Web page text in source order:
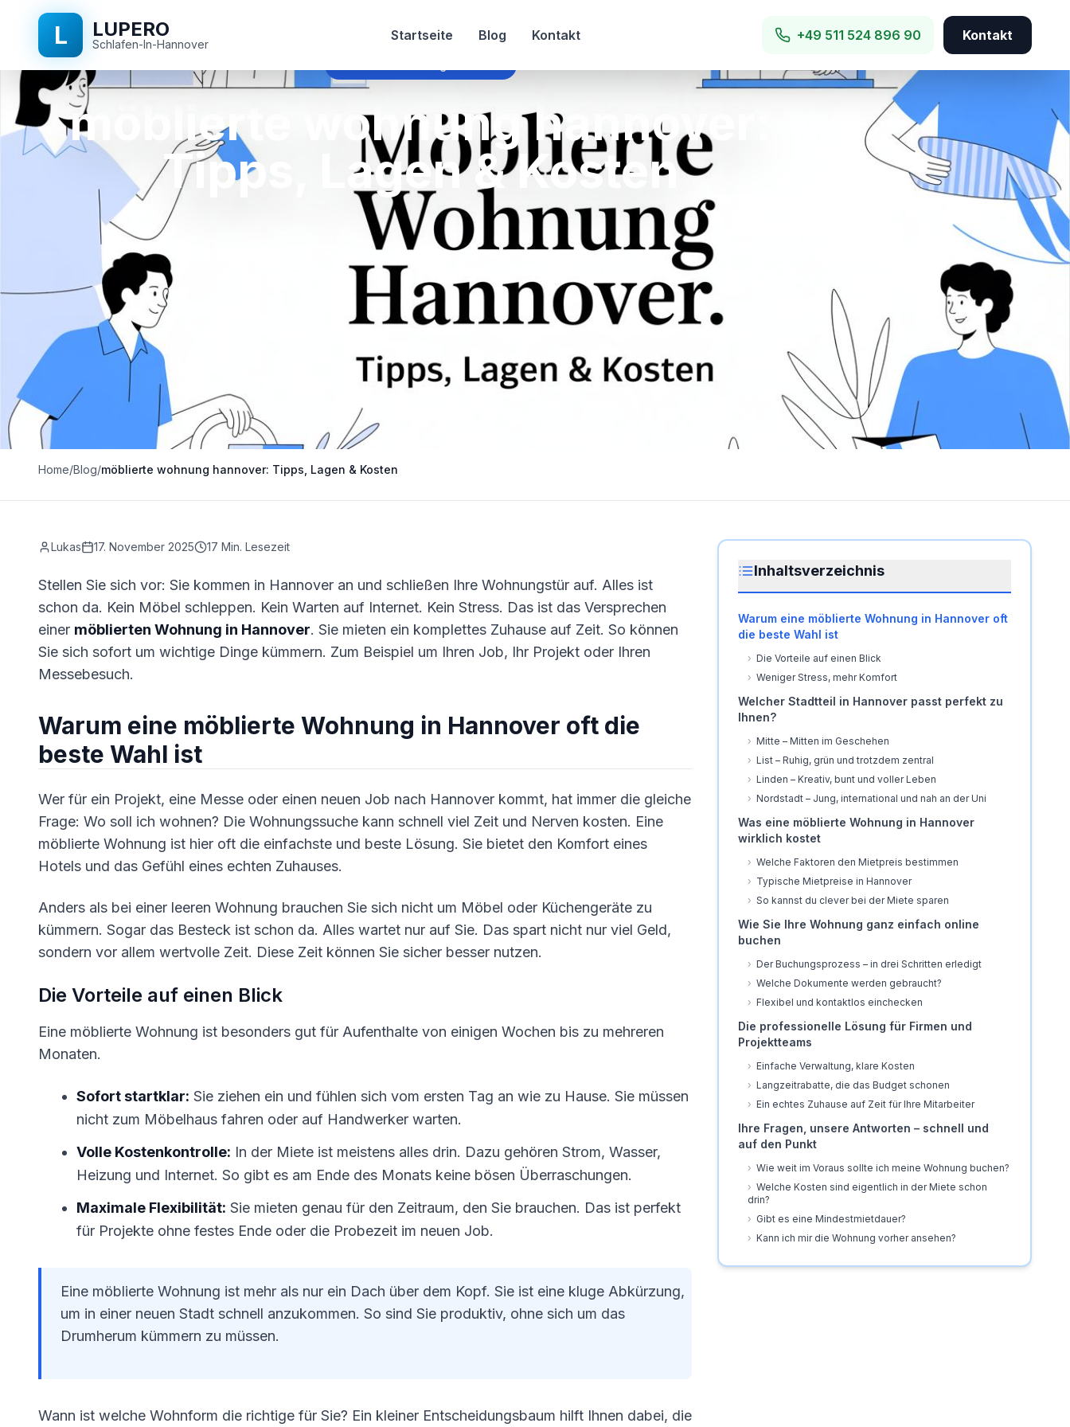
L LUPERO
Schlafen-In-Hannover
Startseite Blog Kontakt +49 511 524 896 90 Kontakt
möblierte wohnung hannover:
Tipps, Lagen & Kosten
Home/Blog/möblierte wohnung hannover: Tipps, Lagen & Kosten
Lukas 17. November 2025 17 Min. Lesezeit
Stellen Sie sich vor: Sie kommen in Hannover an und schließen Ihre Wohnungstür auf. Alles ist
schon da. Kein Möbel schleppen. Kein Warten auf Internet. Kein Stress. Das ist das Versprechen
einer möblierten Wohnung in Hannover. Sie mieten ein komplettes Zuhause auf Zeit. So können
Sie sich sofort um wichtige Dinge kümmern. Zum Beispiel um Ihren Job, Ihr Projekt oder Ihren
Messebesuch.
Warum eine möblierte Wohnung in Hannover oft die
beste Wahl ist
Wer für ein Projekt, eine Messe oder einen neuen Job nach Hannover kommt, hat immer die gleiche
Frage: Wo soll ich wohnen? Die Wohnungssuche kann schnell viel Zeit und Nerven kosten. Eine
möblierte Wohnung ist hier oft die einfachste und beste Lösung. Sie bietet den Komfort eines
Hotels und das Gefühl eines echten Zuhauses.
Anders als bei einer leeren Wohnung brauchen Sie sich nicht um Möbel oder Küchengeräte zu
kümmern. Sogar das Besteck ist schon da. Alles wartet nur auf Sie. Das spart nicht nur viel Geld,
sondern vor allem wertvolle Zeit. Diese Zeit können Sie sicher besser nutzen.
Die Vorteile auf einen Blick
Eine möblierte Wohnung ist besonders gut für Aufenthalte von einigen Wochen bis zu mehreren
Monaten.
Sofort startklar: Sie ziehen ein und fühlen sich vom ersten Tag an wie zu Hause. Sie müssen
nicht zum Möbelhaus fahren oder auf Handwerker warten.
Volle Kostenkontrolle: In der Miete ist meistens alles drin. Dazu gehören Strom, Wasser,
Heizung und Internet. So gibt es am Ende des Monats keine bösen Überraschungen.
Maximale Flexibilität: Sie mieten genau für den Zeitraum, den Sie brauchen. Das ist perfekt
für Projekte ohne festes Ende oder die Probezeit im neuen Job.
Eine möblierte Wohnung ist mehr als nur ein Dach über dem Kopf. Sie ist eine kluge Abkürzung,
um in einer neuen Stadt schnell anzukommen. So sind Sie produktiv, ohne sich um das
Drumherum kümmern zu müssen.
Wann ist welche Wohnform die richtige für Sie? Ein kleiner Entscheidungsbaum hilft Ihnen dabei, die
Inhaltsverzeichnis
Warum eine möblierte Wohnung in Hannover oft
die beste Wahl ist
› Die Vorteile auf einen Blick
› Weniger Stress, mehr Komfort
Welcher Stadtteil in Hannover passt perfekt zu
Ihnen?
› Mitte – Mitten im Geschehen
› List – Ruhig, grün und trotzdem zentral
› Linden – Kreativ, bunt und voller Leben
› Nordstadt – Jung, international und nah an der Uni
Was eine möblierte Wohnung in Hannover
wirklich kostet
› Welche Faktoren den Mietpreis bestimmen
› Typische Mietpreise in Hannover
› So kannst du clever bei der Miete sparen
Wie Sie Ihre Wohnung ganz einfach online
buchen
› Der Buchungsprozess – in drei Schritten erledigt
› Welche Dokumente werden gebraucht?
› Flexibel und kontaktlos einchecken
Die professionelle Lösung für Firmen und
Projektteams
› Einfache Verwaltung, klare Kosten
› Langzeitrabatte, die das Budget schonen
› Ein echtes Zuhause auf Zeit für Ihre Mitarbeiter
Ihre Fragen, unsere Antworten – schnell und
auf den Punkt
› Wie weit im Voraus sollte ich meine Wohnung buchen?
› Welche Kosten sind eigentlich in der Miete schon
drin?
› Gibt es eine Mindestmietdauer?
› Kann ich mir die Wohnung vorher ansehen?